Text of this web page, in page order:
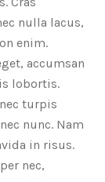
nulla lacus,
enim.
accumsan
lobortis.
turpis
nunc. Nam
in risus.
nec,